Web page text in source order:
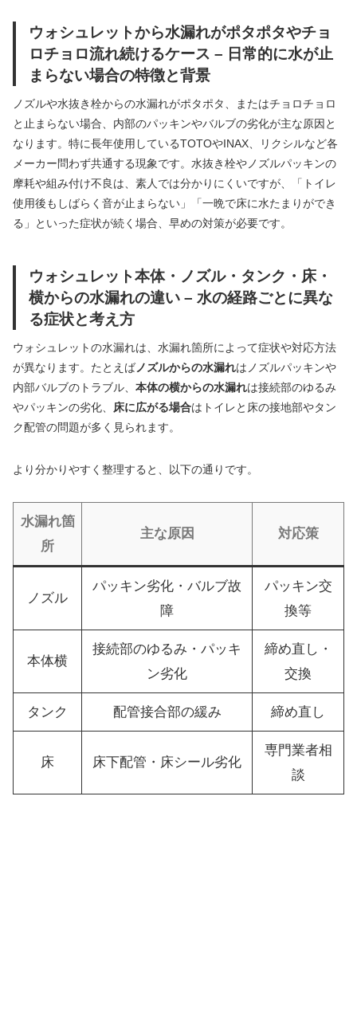
ウォシュレットから水漏れがポタポタやチョ
ロチョロ流れ続けるケース – 日常的に水が止
まらない場合の特徴と背景
ノズルや水抜き栓からの水漏れがポタポタ、またはチョロチョロ
と止まらない場合、内部のパッキンやバルブの劣化が主な原因と
なります。特に長年使用しているTOTOやINAX、リクシルなど各
メーカー問わず共通する現象です。水抜き栓やノズルパッキンの
摩耗や組み付け不良は、素人では分かりにくいですが、「トイレ
使用後もしばらく音が止まらない」「一晩で床に水たまりができ
る」といった症状が続く場合、早めの対策が必要です。
ウォシュレット本体・ノズル・タンク・床・
横からの水漏れの違い – 水の経路ごとに異な
る症状と考え方
ウォシュレットの水漏れは、水漏れ箇所によって症状や対応方法
が異なります。たとえばノズルからの水漏れはノズルパッキンや
内部バルブのトラブル、 本体の横からの水漏れは接続部のゆるみ
やパッキンの劣化、 床に広がる場合はトイレと床の接地部やタン
ク配管の問題が多く見られます。
より分かりやすく整理すると、以下の通りです。
水漏れ箇
所
主な原因 対応策
ノズル
パッキン劣化・バルブ故
障
パッキン交
換等
本体横
接続部のゆるみ・パッキ
ン劣化
締め直し・
交換
タンク 配管接合部の緩み 締め直し
床 床下配管・床シール劣化
専門業者相
談